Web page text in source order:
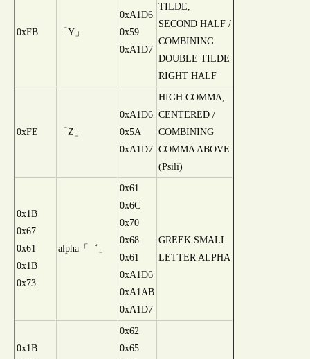
0xFB 「Y」
0xA1D6
0x59
0xA1D7
TILDE,
SECOND HALF /
COMBINING
DOUBLE TILDE
RIGHT HALF
0xFE 「Z」
0xA1D6
0x5A
0xA1D7
HIGH COMMA,
CENTERED /
COMBINING
COMMA ABOVE
(Psili)
0x1B
0x67
0x61
0x1B
0x73
alpha「゛」
0x61
0x6C
0x70
0x68
0x61
0xA1D6
0xA1AB
0xA1D7
GREEK SMALL
LETTER ALPHA
0x1B
0x62
0x65